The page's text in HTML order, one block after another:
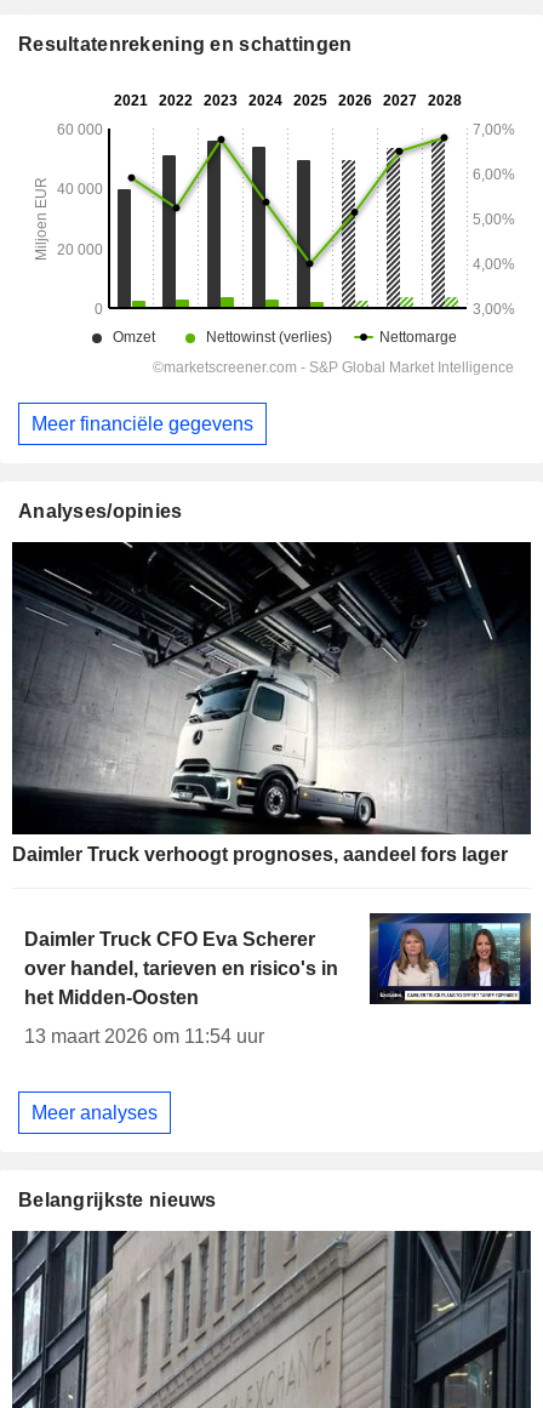
Resultatenrekening en schattingen
Meer financiële gegevens
Analyses/opinies
Daimler Truck verhoogt prognoses, aandeel fors lager
Daimler Truck CFO Eva Scherer
over handel, tarieven en risico's in
het Midden-Oosten
13 maart 2026 om 11:54 uur
Meer analyses
Belangrijkste nieuws